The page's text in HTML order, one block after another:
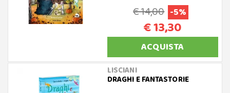
€ 14,00 -5%
€ 13,30
ACQUISTA
LISCIANI
DRAGHI E FANTASTORIE